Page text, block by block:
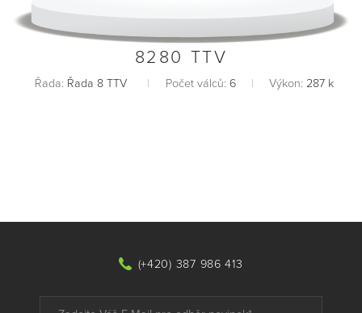
8280 TTV
Řada: Řada 8 TTV Počet válců: 6 Výkon: 287 k
(+420) 387 986 413